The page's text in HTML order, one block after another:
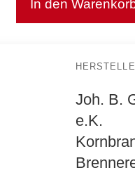
In den
Joh. B.
e.K.